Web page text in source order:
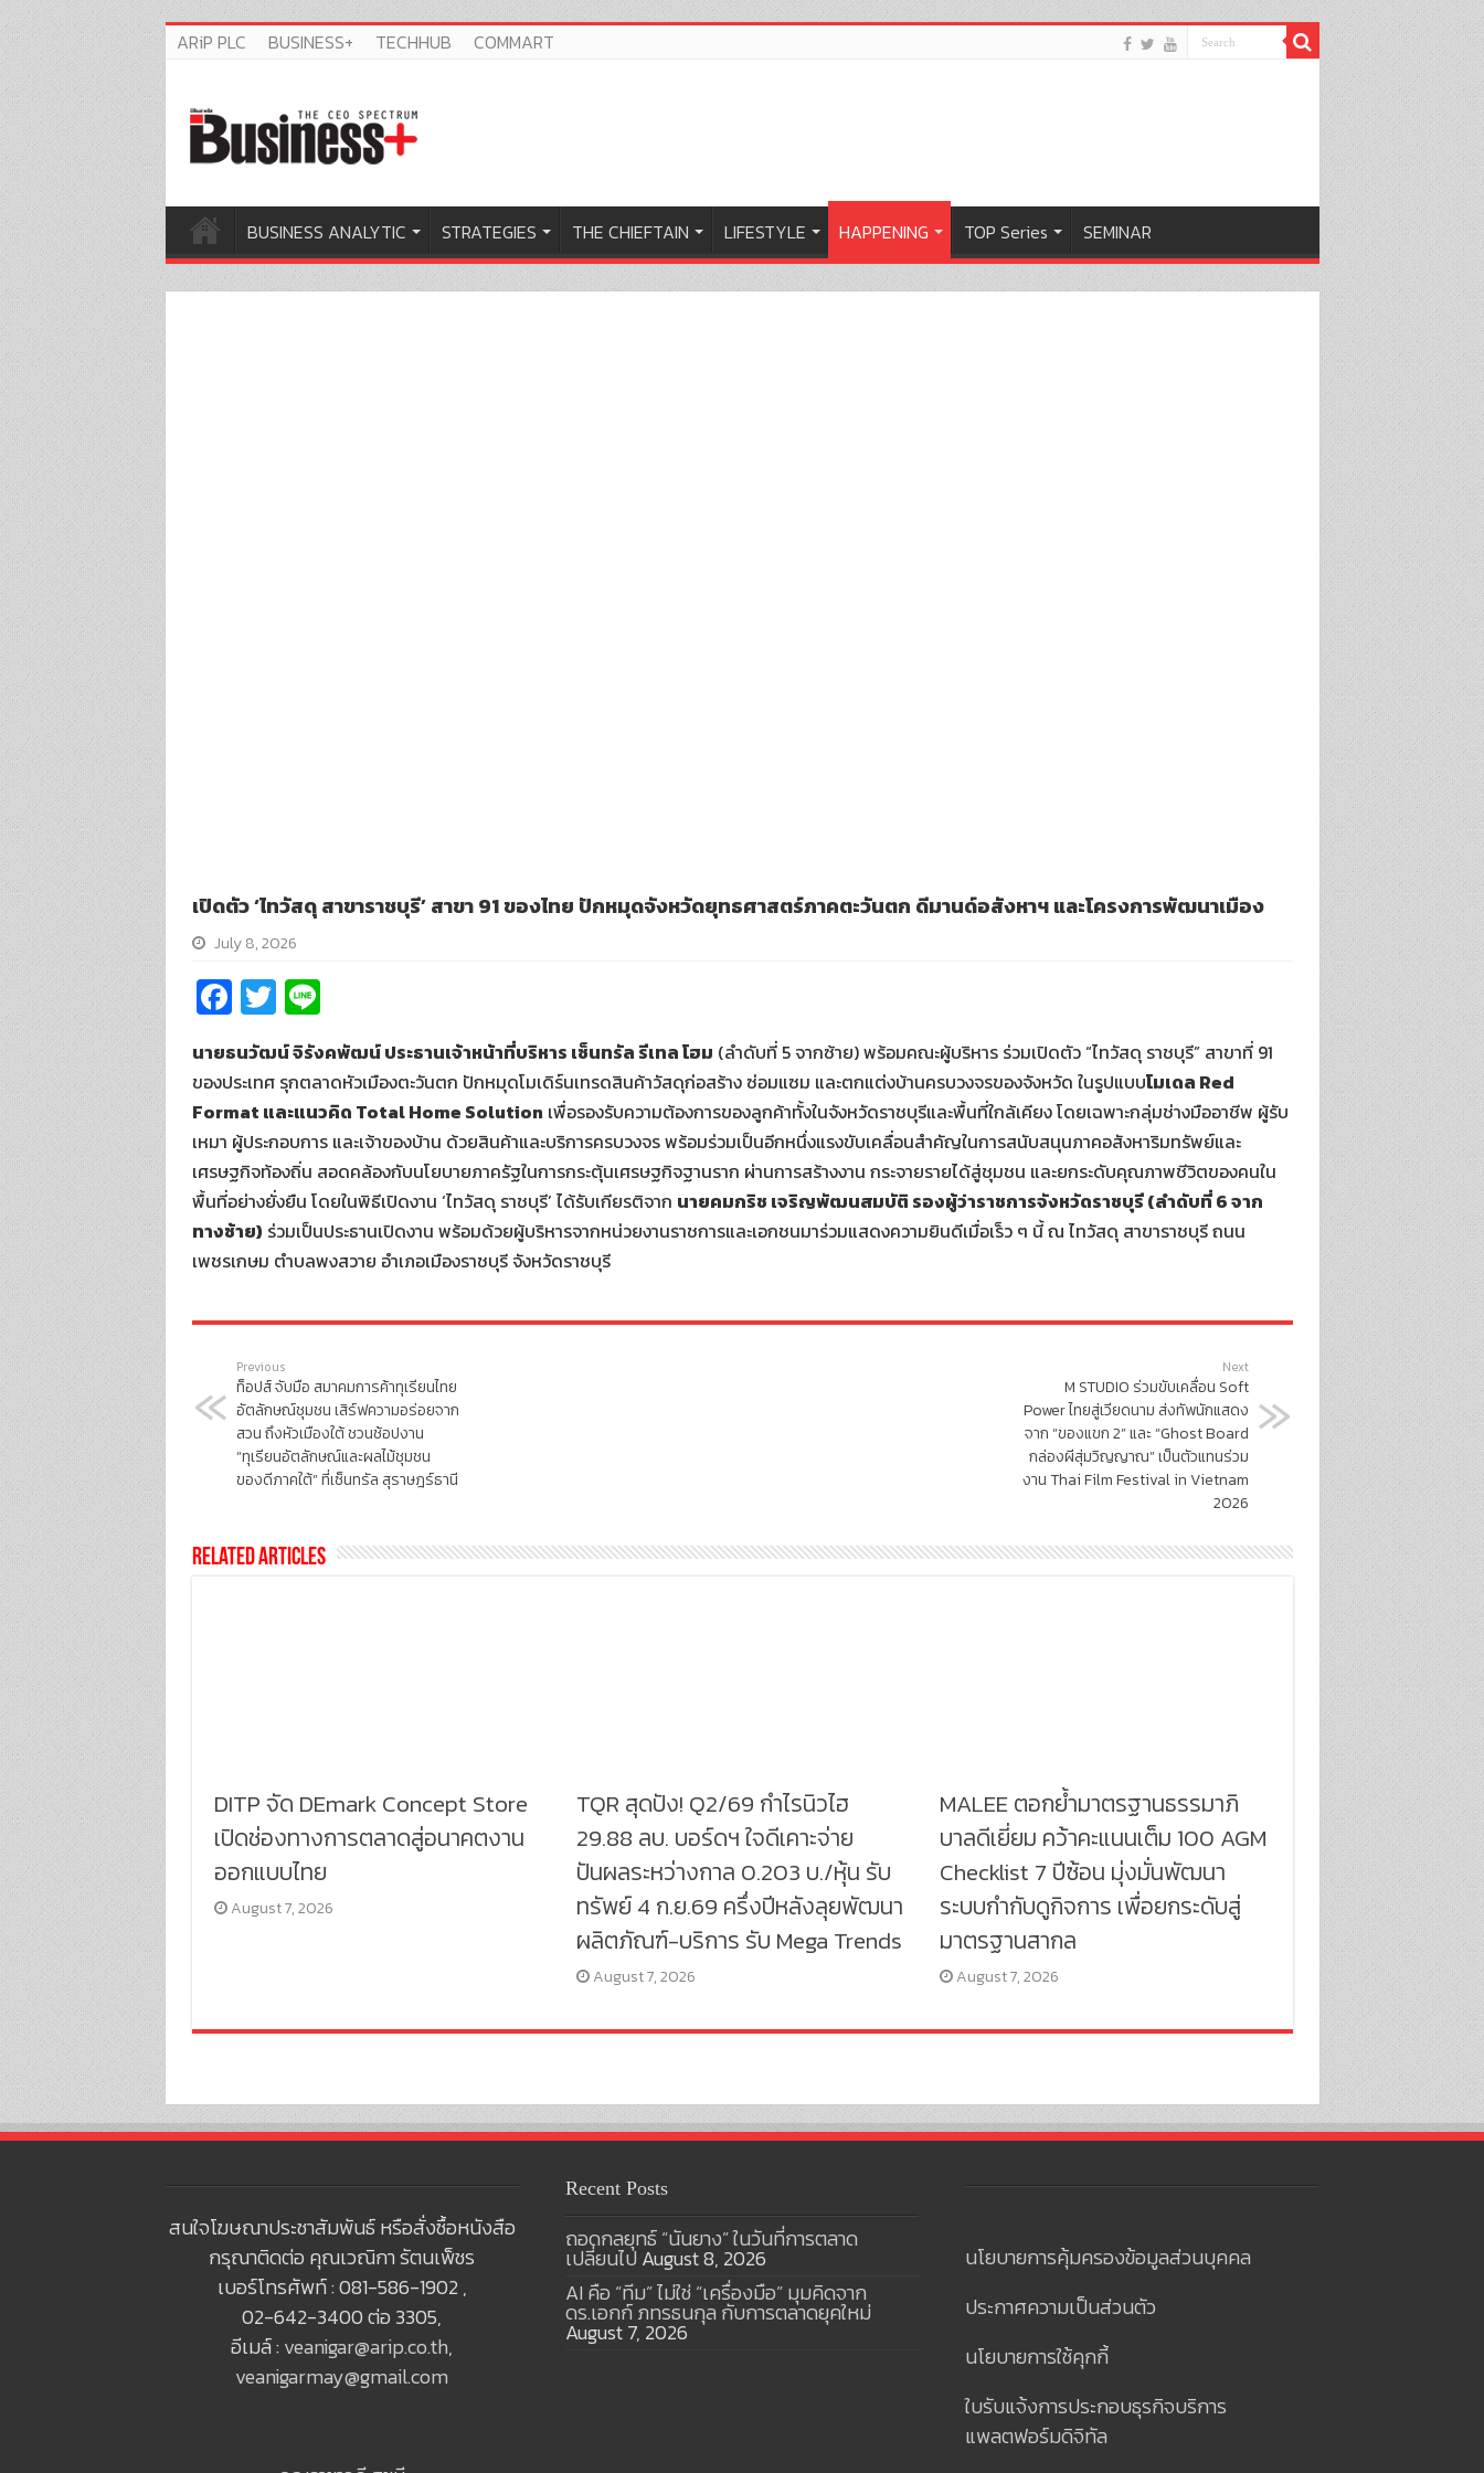
ARiP PLC BUSINESS+ TECHHUB COMMART
BUSINESS ANALYTIC STRATEGIES THE CHIEFTAIN LIFESTYLE HAPPENING TOP Series SEMINAR
เปิดตัว ‘ไทวัสดุ สาขาราชบุรี’ สาขา 91 ของไทย ปักหมุดจังหวัดยุทธศาสตร์ภาคตะวันตก ดีมานด์อสังหาฯ และโครงการพัฒนาเมือง
July 8, 2026
Fa
ce
b
o
o
k
T
wi
tt
er
Li
e
นายธนวัฒน์ จิรังคพัฒน์ ประธานเจ้าหน้าที่บริหาร เซ็นทรัล รีเทล โฮม (ลำดับที่ 5 จากซ้าย) พร้อมคณะผู้บริหาร ร่วมเปิดตัว “ไทวัสดุ ราชบุรี” สาขาที่ 91
ของประเทศ รุกตลาดหัวเมืองตะวันตก ปักหมุดโมเดิร์นเทรดสินค้าวัสดุก่อสร้าง ซ่อมแซม และตกแต่งบ้านครบวงจรของจังหวัด ในรูปแบบโมเดล Red
Format และแนวคิด Total Home Solution เพื่อรองรับความต้องการของลูกค้าทั้งในจังหวัดราชบุรีและพื้นที่ใกล้เคียง โดยเฉพาะกลุ่มช่างมืออาชีพ ผู้รับ
เหมา ผู้ประกอบการ และเจ้าของบ้าน ด้วยสินค้าและบริการครบวงจร พร้อมร่วมเป็นอีกหนึ่งแรงขับเคลื่อนสำคัญในการสนับสนุนภาคอสังหาริมทรัพย์และ
เศรษฐกิจท้องถิ่น สอดคล้องกับนโยบายภาครัฐในการกระตุ้นเศรษฐกิจฐานราก ผ่านการสร้างงาน กระจายรายได้สู่ชุมชน และยกระดับคุณภาพชีวิตของคนใน
พื้นที่อย่างยั่งยืน โดยในพิธีเปิดงาน ‘ไทวัสดุ ราชบุรี’ ได้รับเกียรติจาก นายคมกริช เจริญพัฒนสมบัติ รองผู้ว่าราชการจังหวัดราชบุรี (ลำดับที่ 6 จาก
ทางซ้าย) ร่วมเป็นประธานเปิดงาน พร้อมด้วยผู้บริหารจากหน่วยงานราชการและเอกชนมาร่วมแสดงความยินดีเมื่อเร็ว ๆ นี้ ณ ไทวัสดุ สาขาราชบุรี ถนน
เพชรเกษม ตำบลพงสวาย อำเภอเมืองราชบุรี จังหวัดราชบุรี
Previous
ท็อปส์ จับมือ สมาคมการค้าทุเรียนไทย
อัตลักษณ์ชุมชน เสิร์ฟความอร่อยจาก
สวน ถึงหัวเมืองใต้ ชวนช้อปงาน
“ทุเรียนอัตลักษณ์และผลไม้ชุมชน
ของดีภาคใต้” ที่เซ็นทรัล สุราษฎร์ธานี
Next
M STUDIO ร่วมขับเคลื่อน Soft
Power ไทยสู่เวียดนาม ส่งทัพนักแสดง
จาก “ของแขก 2” และ “Ghost Board
กล่องผีสุ่มวิญญาณ” เป็นตัวแทนร่วม
งาน Thai Film Festival in Vietnam
2026
Related Articles
DITP จัด DEmark Concept Store
เปิดช่องทางการตลาดสู่อนาคตงาน
ออกแบบไทย
August 7, 2026
TQR สุดปัง! Q2/69 กำไรนิวไฮ
29.88 ลบ. บอร์ดฯ ใจดีเคาะจ่าย
ปันผลระหว่างกาล 0.203 บ./หุ้น รับ
ทรัพย์ 4 ก.ย.69 ครึ่งปีหลังลุยพัฒนา
ผลิตภัณฑ์-บริการ รับ Mega Trends
August 7, 2026
MALEE ตอกย้ำมาตรฐานธรรมาภิ
บาลดีเยี่ยม คว้าคะแนนเต็ม 100 AGM
Checklist 7 ปีซ้อน มุ่งมั่นพัฒนา
ระบบกำกับดูกิจการ เพื่อยกระดับสู่
มาตรฐานสากล
August 7, 2026
สนใจโฆษณาประชาสัมพันธ์ หรือสั่งซื้อหนังสือ
กรุณาติดต่อ คุณเวณิกา รัตนเพ็ชร
เบอร์โทรศัพท์ : 081-586-1902 ,
02-642-3400 ต่อ 3305,
อีเมล์ : veanigar@arip.co.th,
veanigarmay@gmail.com
Recent Posts
ถอดกลยุทธ์ “นันยาง” ในวันที่การตลาด
เปลี่ยนไป August 8, 2026
AI คือ “ทีม” ไม่ใช่ “เครื่องมือ” มุมคิดจาก
ดร.เอกก์ ภทรธนกุล กับการตลาดยุคใหม่
August 7, 2026
นโยบายการคุ้มครองข้อมูลส่วนบุคคล
ประกาศความเป็นส่วนตัว
นโยบายการใช้คุกกี้
ใบรับแจ้งการประกอบธุรกิจบริการ
แพลตฟอร์มดิจิทัล